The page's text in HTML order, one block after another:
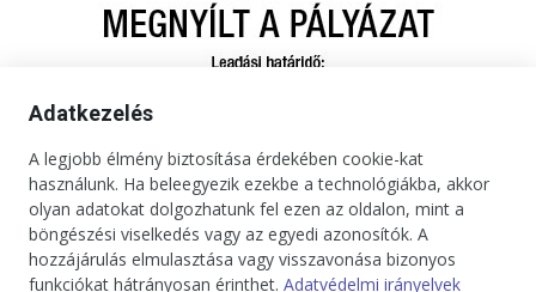
Adatkezelés
A legjobb élmény biztosítása érdekében cookie-kat
használunk. Ha beleegyezik ezekbe a technológiákba, akkor
olyan adatokat dolgozhatunk fel ezen az oldalon, mint a
böngészési viselkedés vagy az egyedi azonosítók. A
hozzájárulás elmulasztása vagy visszavonása bizonyos
funkciókat hátrányosan érinthet. Adatvédelmi irányelvek